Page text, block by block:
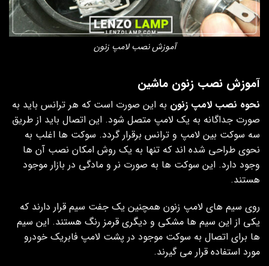
آموزش نصب لامپ زنون
آموزش نصب زنون ماشین
نحوه نصب لامپ زنون به این صورت است که هر ترانس باید به
صورت جداگانه به یک لامپ متصل شود. این اتصال باید از طریق
سه سوکت بین لامپ و ترانس برقرار گردد. سوکت ها اغلب به
نحوی طراحی شده اند که تنها به یک روش امکان نصب آن ها
وجود دارد. این سوکت ها به صورت نر و مادگی در بازار موجود
هستند.
روی سیم های لامپ زنون همچنین یک جفت سیم قرار دارند که
یکی از این سیم ها مشکی و دیگری قرمز رنگ هستند. این سیم
ها برای اتصال به سوکت موجود در پشت لامپ فابریک خودرو
مورد استفاده قرار می گیرند.